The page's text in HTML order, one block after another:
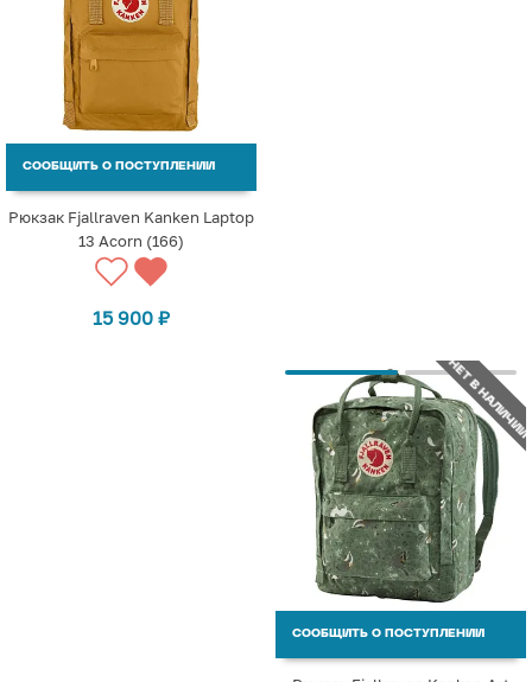
СООБЩИТЬ О ПОСТУПЛЕНИИ
Рюкзак Fjallraven Kanken Laptop
13 Acorn (166)
15 900 ₽
НЕТ В НАЛИЧИИ
СООБЩИТЬ О ПОСТУПЛЕНИИ